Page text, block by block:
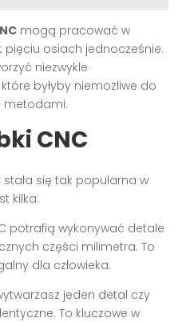
mogą pracować w
pięciu osiach jednocześnie.
niezwykle
byłyby niemożliwe do
metodami.
CNC
stała się tak popularna w
kilka:
potrafią wykonywać detale
części milimetra. To
dla człowieka.
jeden detal czy
To kluczowe w